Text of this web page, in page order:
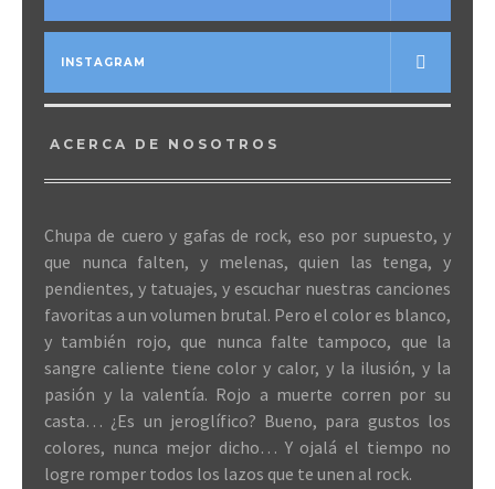
INSTAGRAM
ACERCA DE NOSOTROS
Chupa de cuero y gafas de rock, eso por supuesto, y
que nunca falten, y melenas, quien las tenga, y
pendientes, y tatuajes, y escuchar nuestras canciones
favoritas a un volumen brutal. Pero el color es blanco,
y también rojo, que nunca falte tampoco, que la
sangre caliente tiene color y calor, y la ilusión, y la
pasión y la valentía. Rojo a muerte corren por su
casta… ¿Es un jeroglífico? Bueno, para gustos los
colores, nunca mejor dicho… Y ojalá el tiempo no
logre romper todos los lazos que te unen al rock.